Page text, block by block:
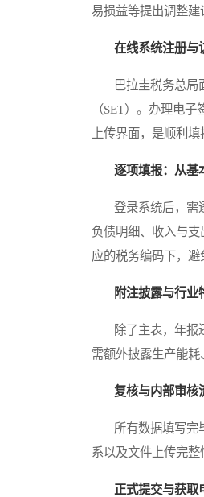
易损益等提出调整建
在线系统注册与
巴拉圭税务总局面
（SET）。办理电
上传界面，是顺利填
逐项填报：从基
登录系统后，需逐
负债明细、收入与
应的税务编码下，避
附注披露与行业
除了主表，年报还
需额外披露生产能
复核与内部审核
所有数据填写完毕
系以及文件上传完整
正式提交与获取